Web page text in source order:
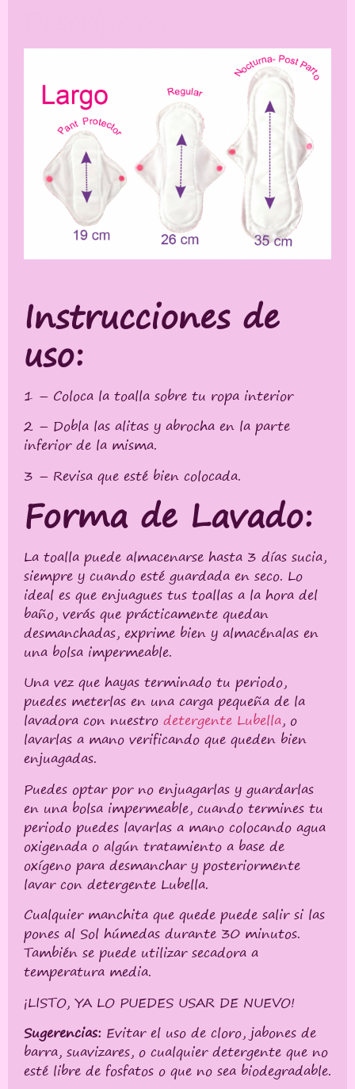
Instrucciones de
uso:
1 – Coloca la toalla sobre tu ropa interior
2 – Dobla las alitas y abrocha en la parte
inferior de la misma.
3 – Revisa que esté bien colocada.
Forma de Lavado:
La toalla puede almacenarse hasta 3 días sucia,
siempre y cuando esté guardada en seco. Lo
ideal es que enjuagues tus toallas a la hora del
baño, verás que prácticamente quedan
desmanchadas, exprime bien y almacénalas en
una bolsa impermeable.
Una vez que hayas terminado tu periodo,
puedes meterlas en una carga pequeña de la
lavadora con nuestro detergente Lubella, o
lavarlas a mano verificando que queden bien
enjuagadas.
Puedes optar por no enjuagarlas y guardarlas
en una bolsa impermeable, cuando termines tu
periodo puedes lavarlas a mano colocando agua
oxigenada o algún tratamiento a base de
oxígeno para desmanchar y posteriormente
lavar con detergente Lubella.
Cualquier manchita que quede puede salir si las
pones al Sol húmedas durante 30 minutos.
También se puede utilizar secadora a
temperatura media.
¡LISTO, YA LO PUEDES USAR DE NUEVO!
Sugerencias: Evitar el uso de cloro, jabones de
barra, suavizares, o cualquier detergente que no
esté libre de fosfatos o que no sea biodegradable.